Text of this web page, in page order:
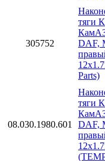
305752
тяги
DAF,
Parts)
08.030.1980.601
тяги
DAF,